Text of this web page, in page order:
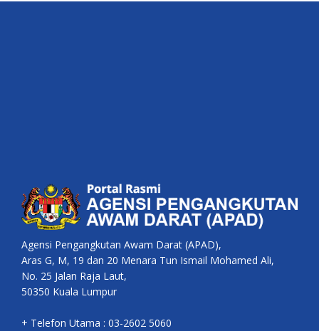
Agensi Pengangkutan Awam Darat (APAD),
Aras G, M, 19 dan 20 Menara Tun Ismail Mohamed Ali,
No. 25 Jalan Raja Laut,
50350 Kuala Lumpur
+ Telefon Utama : 03-2602 5060